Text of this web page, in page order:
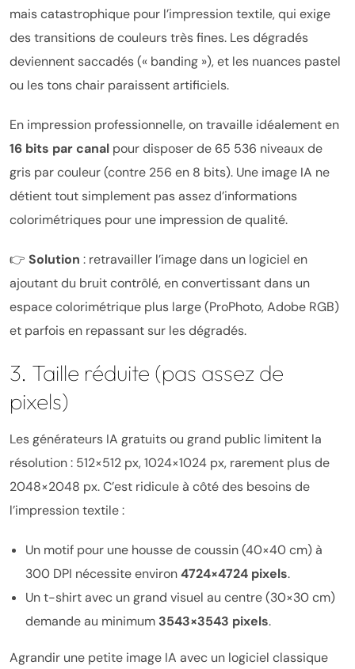
mais catastrophique pour l’impression textile, qui exige
des transitions de couleurs très fines. Les dégradés
deviennent saccadés (« banding »), et les nuances pastel
ou les tons chair paraissent artificiels.
En impression professionnelle, on travaille idéalement en
16 bits par canal pour disposer de 65 536 niveaux de
gris par couleur (contre 256 en 8 bits). Une image IA ne
détient tout simplement pas assez d’informations
colorimétriques pour une impression de qualité.
👉 Solution : retravailler l’image dans un logiciel en
ajoutant du bruit contrôlé, en convertissant dans un
espace colorimétrique plus large (ProPhoto, Adobe RGB)
et parfois en repassant sur les dégradés.
3. Taille réduite (pas assez de
pixels)
Les générateurs IA gratuits ou grand public limitent la
résolution : 512×512 px, 1024×1024 px, rarement plus de
2048×2048 px. C’est ridicule à côté des besoins de
l’impression textile :
Un motif pour une housse de coussin (40×40 cm) à
300 DPI nécessite environ4724×4724 pixels.
Un t-shirt avec un grand visuel au centre (30×30 cm)
demande au minimum 3543×3543 pixels.
Agrandir une petite image IA avec un logiciel classique